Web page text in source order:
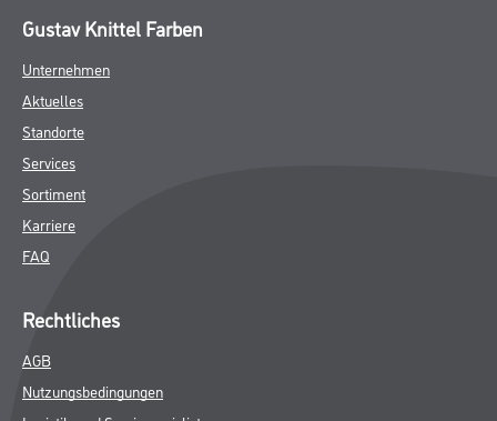
Gustav Knittel Farben
Unternehmen
Aktuelles
Standorte
Services
Sortiment
Karriere
FAQ
Rechtliches
AGB
Nutzungsbedingungen